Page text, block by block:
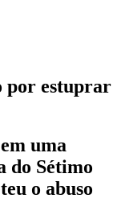
por estuprar
uma
do Sétimo
o abuso